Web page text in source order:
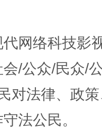
网络科技影
/公众/民众/
对法律、政
法公民。